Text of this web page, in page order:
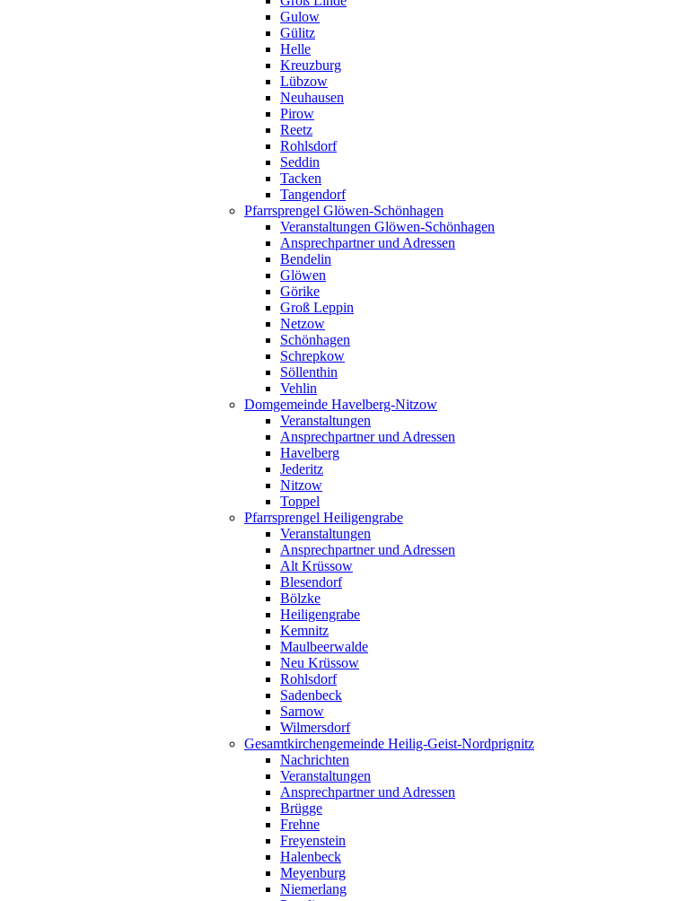
Gulow
Gülitz
Helle
Kreuzburg
Lübzow
Neuhausen
Pirow
Reetz
Rohlsdorf
Seddin
Tacken
Tangendorf
Pfarrsprengel Glöwen-Schönhagen
Veranstaltungen Glöwen-Schönhagen
Ansprechpartner und Adressen
Bendelin
Glöwen
Görike
Groß Leppin
Netzow
Schönhagen
Schrepkow
Söllenthin
Vehlin
Domgemeinde Havelberg-Nitzow
Veranstaltungen
Ansprechpartner und Adressen
Havelberg
Jederitz
Nitzow
Toppel
Pfarrsprengel Heiligengrabe
Veranstaltungen
Ansprechpartner und Adressen
Alt Krüssow
Blesendorf
Bölzke
Heiligengrabe
Kemnitz
Maulbeerwalde
Neu Krüssow
Rohlsdorf
Sadenbeck
Sarnow
Wilmersdorf
Gesamtkirchengemeinde Heilig-Geist-Nordprignitz
Nachrichten
Veranstaltungen
Ansprechpartner und Adressen
Brügge
Frehne
Freyenstein
Halenbeck
Meyenburg
Niemerlang